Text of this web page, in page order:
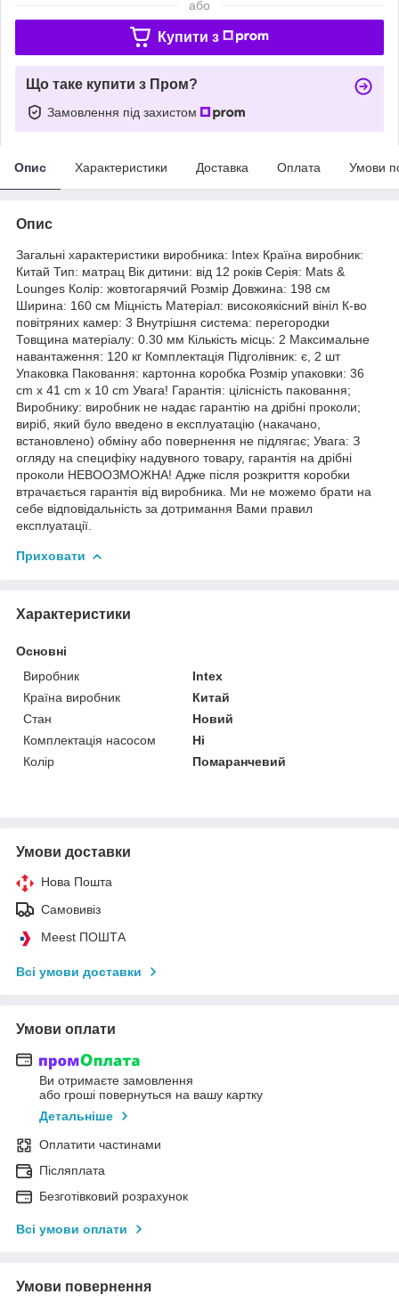
або
Купити з
Що таке купити з Пром?
Замовлення під захистом
Опис Характеристики Доставка Оплата Умови
Опис
Загальні характеристики виробника: Intex Країна виробник:
Китай Тип: матрац Вік дитини: від 12 років Серія: Mats &
Lounges Колір: жовтогарячий Розмір Довжина: 198 см
Ширина: 160 см Міцність Матеріал: високоякісний вініл К-во
повітряних камер: 3 Внутрішня система: перегородки
Товщина матеріалу: 0.30 мм Кількість місць: 2 Максимальне
навантаження: 120 кг Комплектація Підголівник: є, 2 шт
Упаковка Паковання: картонна коробка Розмір упаковки: 36
cm x 41 cm x 10 cm Увага! Гарантія: цілісність паковання;
Виробнику: виробник не надає гарантію на дрібні проколи;
виріб, який було введено в експлуатацію (накачано,
встановлено) обміну або повернення не підлягає; Увага: З
огляду на специфіку надувного товару, гарантія на дрібні
проколи НЕВООЗМОЖНА! Адже після розкриття коробки
втрачається гарантія від виробника. Ми не можемо брати на
себе відповідальність за дотримання Вами правил
експлуатації.
Приховати
Характеристики
Основні
Виробник
Intex
Країна виробник
Китай
Стан
Новий
Комплектація насосом
Ні
Колір
Помаранчевий
Умови доставки
Нова Пошта
Самовивіз
Meest ПОШТА
Всі умови доставки
Умови оплати
Ви отримаєте замовлення
або гроші повернуться на вашу картку
Детальніше
Оплатити частинами
Післяплата
Безготівковий розрахунок
Всі умови оплати
Умови повернення